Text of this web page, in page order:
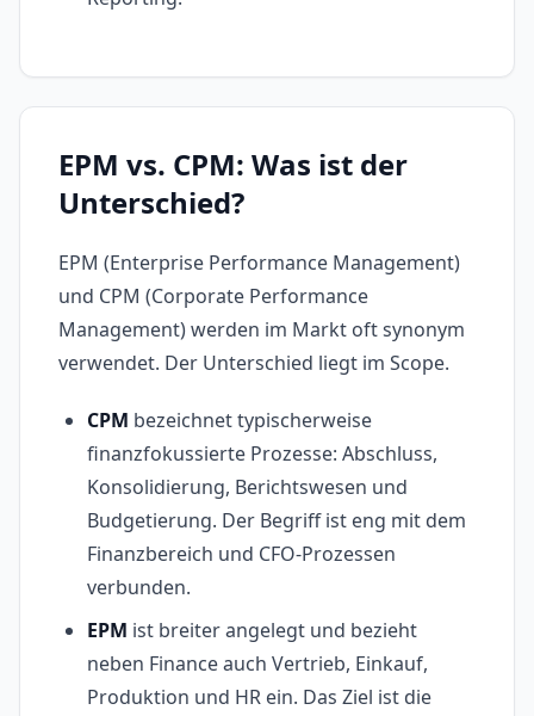
EPM vs. CPM: Was ist der
Unterschied?
EPM (Enterprise Performance Management)
und CPM (Corporate Performance
Management) werden im Markt oft synonym
verwendet. Der Unterschied liegt im Scope.
CPM bezeichnet typischerweise
finanzfokussierte Prozesse: Abschluss,
Konsolidierung, Berichtswesen und
Budgetierung. Der Begriff ist eng mit dem
Finanzbereich und CFO-Prozessen
verbunden.
EPM ist breiter angelegt und bezieht
neben Finance auch Vertrieb, Einkauf,
Produktion und HR ein. Das Ziel ist die